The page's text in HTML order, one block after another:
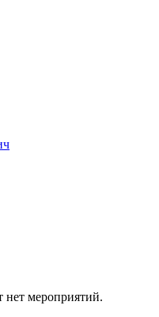
мероприятий.